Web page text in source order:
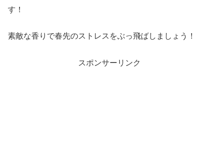
す！
素敵な香りで春先のストレスをぶっ飛ばしましょう！
スポンサーリンク